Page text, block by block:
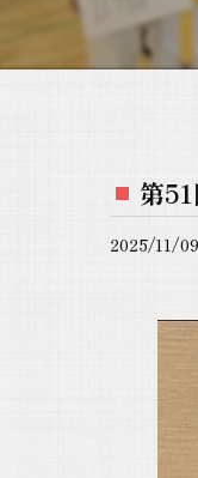
第
2025/11/09